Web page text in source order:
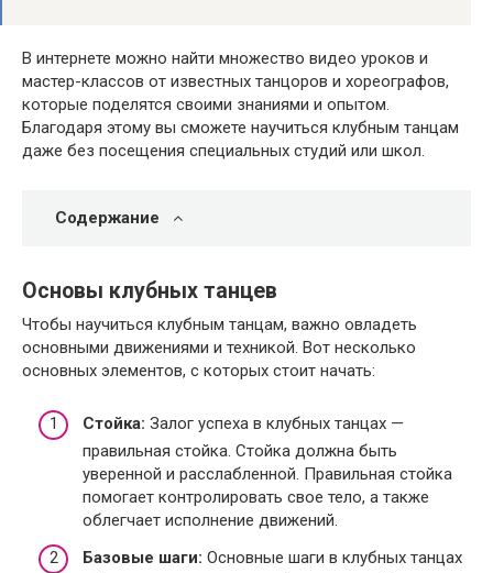
В интернете можно найти множество видео уроков и
мастер-классов от известных танцоров и хореографов,
которые поделятся своими знаниями и опытом.
Благодаря этому вы сможете научиться клубным танцам
даже без посещения специальных студий или школ.
Содержание
Основы клубных танцев
Чтобы научиться клубным танцам, важно овладеть
основными движениями и техникой. Вот несколько
основных элементов, с которых стоит начать:
Стойка: Залог успеха в клубных танцах —
правильная стойка. Стойка должна быть
уверенной и расслабленной. Правильная стойка
помогает контролировать свое тело, а также
облегчает исполнение движений.
Базовые шаги: Основные шаги в клубных танцах